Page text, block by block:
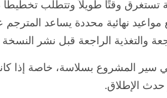
وقتًا طويلاً وتتطلب تخطيطًا
مواعيد نهائية محددة يساعد
والتغذية الراجعة قبل نشر النسخة
المشروع بسلاسة، خاصة إذا
الإطلاق.